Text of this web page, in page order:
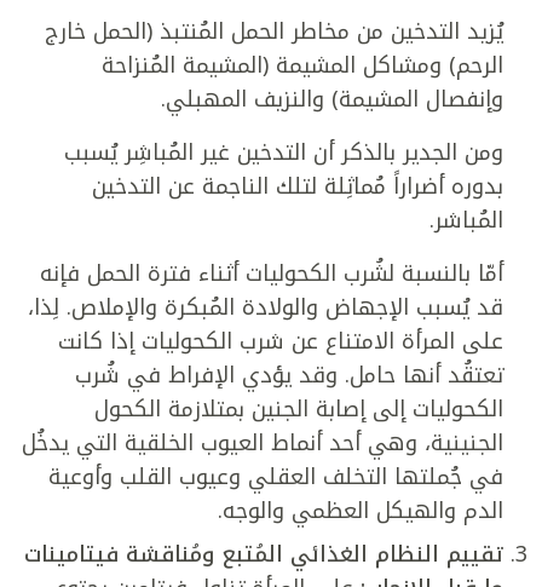
يُزيد التدخين من مخاطر الحمل المُنتبذ (الحمل خارج
الرحم) ومشاكل المشيمة (المشيمة المُنزاحة
وإنفصال المشيمة) والنزيف المهبلي.
ومن الجدير بالذكر أن التدخين غير المُباشِر يُسبب
بدوره أضراراً مُماثِلة لتلك الناجمة عن التدخين
المُباشر.
أمّا بالنسبة لشُرب الكحوليات أثناء فترة الحمل فإنه
قد يُسبب الإجهاض والولادة المُبكرة والإملاص. لِذا،
على المرأة الامتناع عن شرب الكحوليات إذا كانت
تعتقُد أنها حامل. وقد يؤدي الإفراط في شُرب
الكحوليات إلى إصابة الجنين بمتلازمة الكحول
الجنينية، وهي أحد أنماط العيوب الخلقية التي يدخُل
في جُملتها التخلف العقلي وعيوب القلب وأوعية
الدم والهيكل العظمي والوجه.
تقييم النظام الغذائي المُتبع ومُناقشة فيتامينات